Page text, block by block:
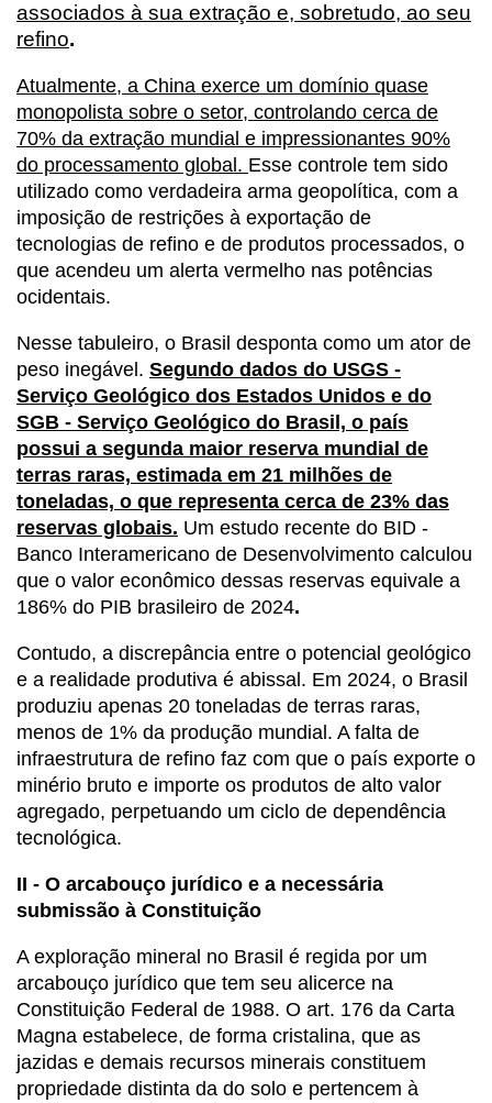
associados à sua extração e, sobretudo, ao seu
refino.
Atualmente, a China exerce um domínio quase
monopolista sobre o setor, controlando cerca de
70% da extração mundial e impressionantes 90%
do processamento global. Esse controle tem sido
utilizado como verdadeira arma geopolítica, com a
imposição de restrições à exportação de
tecnologias de refino e de produtos processados, o
que acendeu um alerta vermelho nas potências
ocidentais.
Nesse tabuleiro, o Brasil desponta como um ator de
peso inegável. Segundo dados do USGS -
Serviço Geológico dos Estados Unidos e do
SGB - Serviço Geológico do Brasil, o país
possui a segunda maior reserva mundial de
terras raras, estimada em 21 milhões de
toneladas, o que representa cerca de 23% das
reservas globais. Um estudo recente do BID -
Banco Interamericano de Desenvolvimento calculou
que o valor econômico dessas reservas equivale a
186% do PIB brasileiro de 2024.
Contudo, a discrepância entre o potencial geológico
e a realidade produtiva é abissal. Em 2024, o Brasil
produziu apenas 20 toneladas de terras raras,
menos de 1% da produção mundial. A falta de
infraestrutura de refino faz com que o país exporte o
minério bruto e importe os produtos de alto valor
agregado, perpetuando um ciclo de dependência
tecnológica.
II - O arcabouço jurídico e a necessária
submissão à Constituição
A exploração mineral no Brasil é regida por um
arcabouço jurídico que tem seu alicerce na
Constituição Federal de 1988. O art. 176 da Carta
Magna estabelece, de forma cristalina, que as
jazidas e demais recursos minerais constituem
propriedade distinta da do solo e pertencem à